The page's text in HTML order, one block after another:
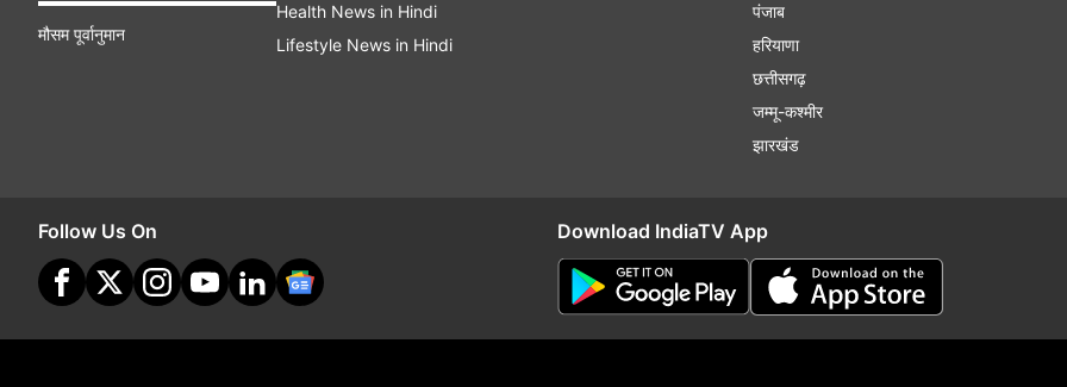
मौसम पूर्वानुमान
Health News in Hindi
Lifestyle News in Hindi
पंजाब
हरियाणा
छत्तीसगढ़
जम्मू-कश्मीर
झारखंड
Follow Us On Download IndiaTV App